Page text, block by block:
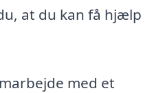
at du kan få hjælp
med et